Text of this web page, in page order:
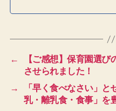
←
【ご感想】保育園選び
させられました！
→
「早く食べなさい」
乳・離乳食・食事」を